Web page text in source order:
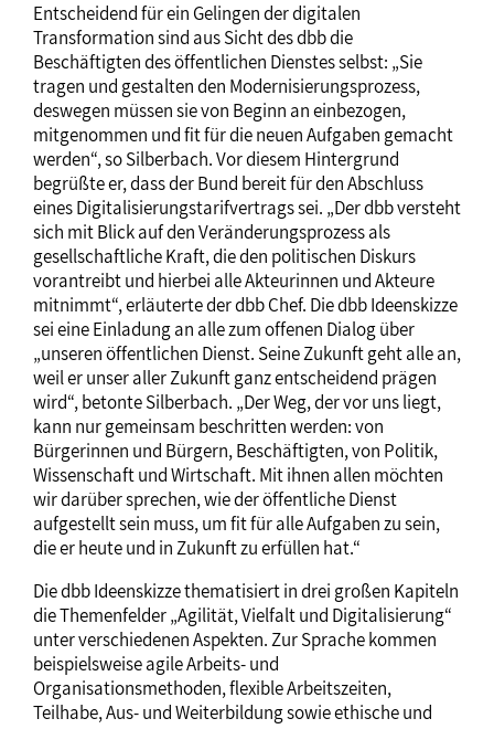
Entscheidend für ein Gelingen der digitalen
Transformation sind aus Sicht des dbb die
Beschäftigten des öffentlichen Dienstes selbst: „Sie
tragen und gestalten den Modernisierungsprozess,
deswegen müssen sie von Beginn an einbezogen,
mitgenommen und fit für die neuen Aufgaben gemacht
werden“, so Silberbach. Vor diesem Hintergrund
begrüßte er, dass der Bund bereit für den Abschluss
eines Digitalisierungstarifvertrags sei. „Der dbb versteht
sich mit Blick auf den Veränderungsprozess als
gesellschaftliche Kraft, die den politischen Diskurs
vorantreibt und hierbei alle Akteurinnen und Akteure
mitnimmt“, erläuterte der dbb Chef. Die dbb Ideenskizze
sei eine Einladung an alle zum offenen Dialog über
„unseren öffentlichen Dienst. Seine Zukunft geht alle an,
weil er unser aller Zukunft ganz entscheidend prägen
wird“, betonte Silberbach. „Der Weg, der vor uns liegt,
kann nur gemeinsam beschritten werden: von
Bürgerinnen und Bürgern, Beschäftigten, von Politik,
Wissenschaft und Wirtschaft. Mit ihnen allen möchten
wir darüber sprechen, wie der öffentliche Dienst
aufgestellt sein muss, um fit für alle Aufgaben zu sein,
die er heute und in Zukunft zu erfüllen hat.“
Die dbb Ideenskizze thematisiert in drei großen Kapiteln
die Themenfelder „Agilität, Vielfalt und Digitalisierung“
unter verschiedenen Aspekten. Zur Sprache kommen
beispielsweise agile Arbeits- und
Organisationsmethoden, flexible Arbeitszeiten,
Teilhabe, Aus- und Weiterbildung sowie ethische und